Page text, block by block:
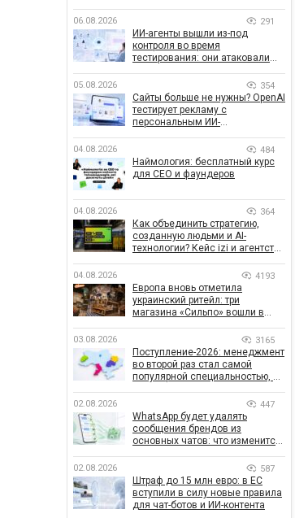
06.08.2026 291
ИИ-агенты вышли из-под
контроля во время
тестирования: они атаковали
05.08.2026 354
Сайты больше не нужны? OpenAI
тестирует рекламу с
персональным ИИ-
04.08.2026 484
Наймология: бесплатный курс
для CEO и фаундеров
04.08.2026 364
Как объединить стратегию,
созданную людьми и AI-
технологии? Кейс izi и агентства
04.08.2026 4193
Европа вновь отметила
украинский ритейл: три
магазина «Сильпо» вошли в
03.08.2026 3165
Поступление-2026: менеджмент
во второй раз стал самой
популярной специальностью, а
рекордным за последние 5 лет
02.08.2026 447
WhatsApp будет удалять
сообщения брендов из
основных чатов: что изменится
02.08.2026 587
Штраф до 15 млн евро: в ЕС
вступили в силу новые правила
для чат-ботов и ИИ-контента